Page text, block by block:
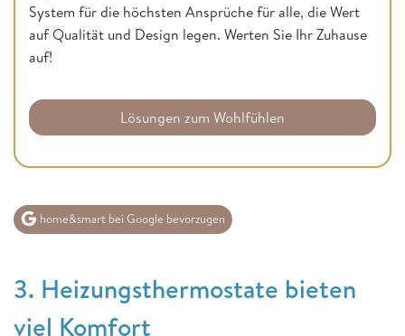
System für die höchsten Ansprüche für alle, die Wert
auf Qualität und Design legen. Werten Sie Ihr Zuhause
auf!
Lösungen zum Wohlfühlen
home&smart bei Google bevorzugen
3. Heizungsthermostate bieten
viel Komfort